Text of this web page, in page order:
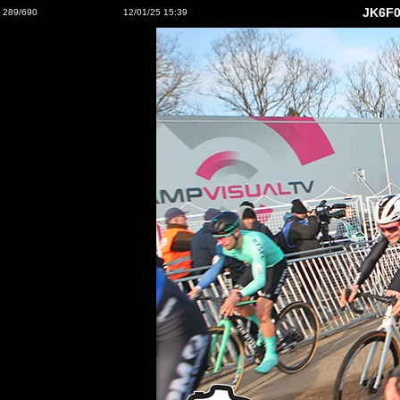
289/690 12/01/25 15:39